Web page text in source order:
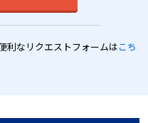
利なリクエストフォームはこち